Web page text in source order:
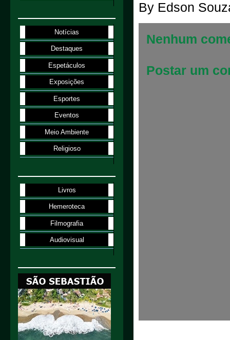
By Edson
Nenhum
Postar um
Notícias
Destaques
Espetáculos
Exposições
Esportes
Eventos
Meio Ambiente
Religioso
Livros
Hemeroteca
Filmografia
Audiovisual